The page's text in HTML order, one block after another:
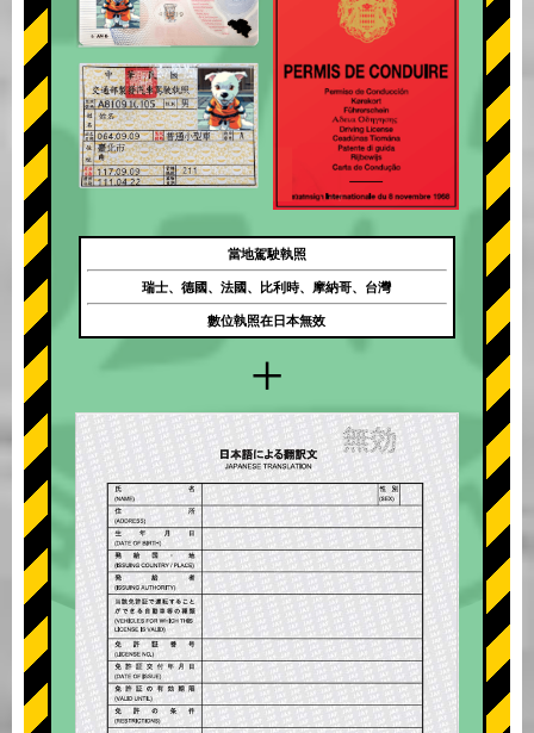
+
當地駕駛執照
瑞士、德國、法國、比利時、摩納哥、台灣
數位執照在日本無效